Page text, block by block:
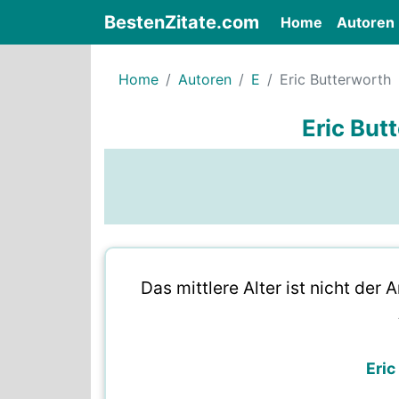
BestenZitate.com Home (current)
Autoren
Home Autoren E Eric Butterworth
Eric
Das mittlere Alter ist nicht der